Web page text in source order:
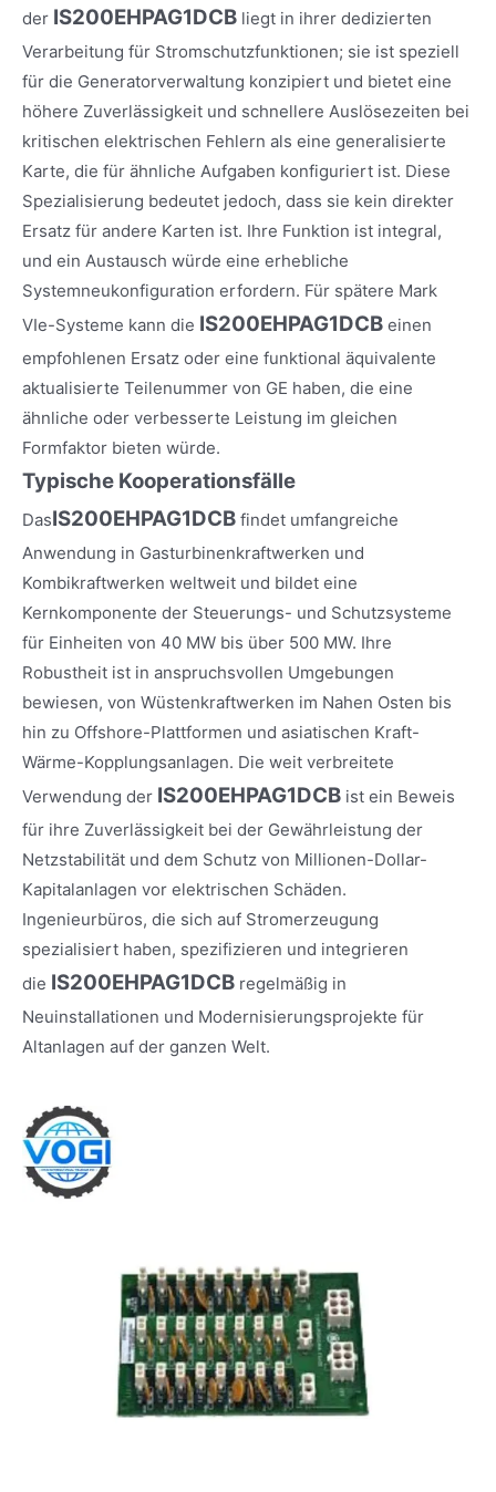
der IS200EHPAG1DCB liegt in ihrer dedizierten
Verarbeitung für Stromschutzfunktionen; sie ist speziell
für die Generatorverwaltung konzipiert und bietet eine
höhere Zuverlässigkeit und schnellere Auslösezeiten bei
kritischen elektrischen Fehlern als eine generalisierte
Karte, die für ähnliche Aufgaben konfiguriert ist. Diese
Spezialisierung bedeutet jedoch, dass sie kein direkter
Ersatz für andere Karten ist. Ihre Funktion ist integral,
und ein Austausch würde eine erhebliche
Systemneukonfiguration erfordern. Für spätere Mark
VIe-Systeme kann die IS200EHPAG1DCB einen
empfohlenen Ersatz oder eine funktional äquivalente
aktualisierte Teilenummer von GE haben, die eine
ähnliche oder verbesserte Leistung im gleichen
Formfaktor bieten würde.
Typische Kooperationsfälle
DasIS200EHPAG1DCB findet umfangreiche
Anwendung in Gasturbinenkraftwerken und
Kombikraftwerken weltweit und bildet eine
Kernkomponente der Steuerungs- und Schutzsysteme
für Einheiten von 40 MW bis über 500 MW. Ihre
Robustheit ist in anspruchsvollen Umgebungen
bewiesen, von Wüstenkraftwerken im Nahen Osten bis
hin zu Offshore-Plattformen und asiatischen Kraft-
Wärme-Kopplungsanlagen. Die weit verbreitete
Verwendung der IS200EHPAG1DCB ist ein Beweis
für ihre Zuverlässigkeit bei der Gewährleistung der
Netzstabilität und dem Schutz von Millionen-Dollar-
Kapitalanlagen vor elektrischen Schäden.
Ingenieurbüros, die sich auf Stromerzeugung
spezialisiert haben, spezifizieren und integrieren
die IS200EHPAG1DCB regelmäßig in
Neuinstallationen und Modernisierungsprojekte für
Altanlagen auf der ganzen Welt.